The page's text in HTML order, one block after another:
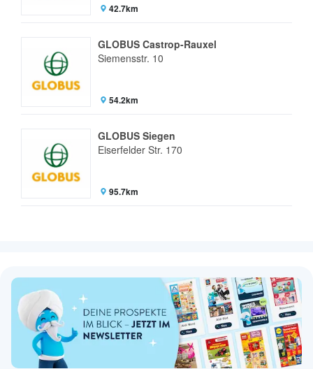
42.7km
GLOBUS Castrop-Rauxel
Siemensstr. 10
54.2km
GLOBUS Siegen
Eiserfelder Str. 170
95.7km